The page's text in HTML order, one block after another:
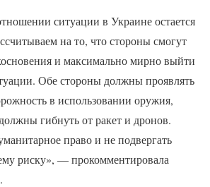
ситуации в Украине остается
на то, что стороны смогут
и максимально мирно выйти
Обе стороны должны проявлять
в использовании оружия,
гибнуть от ракет и дронов.
право и не подвергать
риску», — прокомментировала